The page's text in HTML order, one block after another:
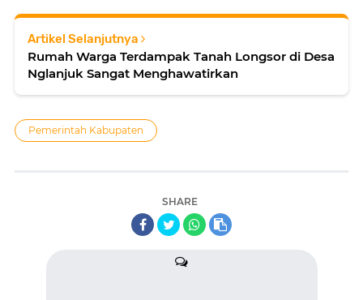
Artikel Selanjutnya
Rumah Warga Terdampak Tanah Longsor di Desa
Nglanjuk Sangat Menghawatirkan
Pemerintah Kabupaten
SHARE